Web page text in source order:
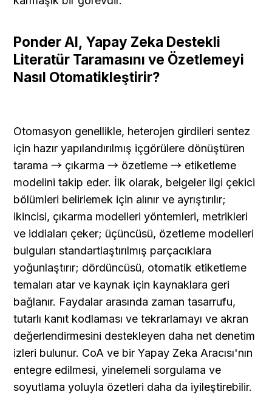
Ponder AI, Yapay Zeka Destekli
Literatür Taramasını ve Özetlemeyi
Nasıl Otomatikleştirir?
Otomasyon genellikle, heterojen girdileri sentez
için hazır yapılandırılmış içgörülere dönüştüren
tarama → çıkarma → özetleme → etiketleme
modelini takip eder. İlk olarak, belgeler ilgi çekici
bölümleri belirlemek için alınır ve ayrıştırılır;
ikincisi, çıkarma modelleri yöntemleri, metrikleri
ve iddiaları çeker; üçüncüsü, özetleme modelleri
bulguları standartlaştırılmış parçacıklara
yoğunlaştırır; dördüncüsü, otomatik etiketleme
temaları atar ve kaynak için kaynaklara geri
bağlanır. Faydalar arasında zaman tasarrufu,
tutarlı kanıt kodlaması ve tekrarlamayı ve akran
değerlendirmesini destekleyen daha net denetim
izleri bulunur. CoA ve bir Yapay Zeka Aracısı'nın
entegre edilmesi, yinelemeli sorgulama ve
soyutlama yoluyla özetleri daha da iyileştirebilir.